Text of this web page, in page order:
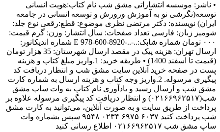
• ناشر: موسسه انتشاراتی مشق شب نام کتاب:هویت انسانی
توسعه(نگرشی نو به آموزش ورورش و توسعه انسانی در جامعه
ایران) نويسنده: دکتر مرتضی نظری موضوع: قطع:رقعی نوع جلد:
شومیز زبان: فارسی تعداد صفحات: سال انتشار: وزن: گرم قیمت:
۰۰۰ تومان شماره شابک:..-..-8920-600-978 E شماره اندیکاتور:
ارسال تهران: هزینه پیک در مقصد ارسال شهرستان: 35 هزار تومان
(قیمت تا اسفند 1400) • طریقه خرید: 1.واریز مبلغ کتاب و هزینه
پست در صفحه خرید آنلاین سایت مشق شب و انتظار دریافت کد
پیگیری مرسوله. 2.واریز وجه کتاب و هزینه ارسال به شماره کارت
مشق شب و ارسال رسید و یادآوری نام کتاب به وات ساپ مشق
شب(۰۲۱۶۶۹۶۲۵۱۷) و انتظار دریافت کد پیگیری مرسوله علاوه بر
پرداخت از طریق سایت و به صورت آنلاین، می‌توانید به کارت مشق
شب پرداخت کنید ۶۰۳۷ ۶۹۷۵ ۰۲۳۴ ۹۵۴۸ سپس بشماره وات
ساپ مشق شب ۰۲۱۶۶۹۶۲۵۱۷ اطلاع رسانی کنید